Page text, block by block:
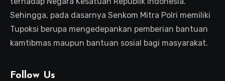
Sehingga, pada dasarnya Senkom Mitra Polri memiliki
Tupoksi berupa mengedepankan pemberian bantuan
kamtibmas maupun bantuan sosial bagi masyarakat.
Follow Us